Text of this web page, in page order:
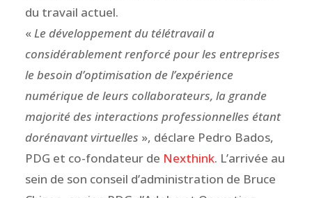
du travail actuel.
«Le développement du télétravail a
considérablement renforcé pour les entreprises
le besoin d’optimisation de l’expérience
numérique de leurs collaborateurs, la grande
majorité des interactions professionnelles étant
dorénavant virtuelles », déclare Pedro Bados,
PDG et co-fondateur de Nexthink. L’arrivée au
sein de son conseil d’administration de Bruce